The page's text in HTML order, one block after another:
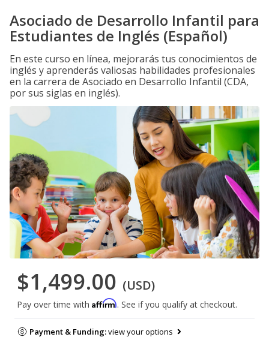
Asociado de Desarrollo Infantil para
Estudiantes de Inglés (Español)
En este curso en línea, mejorarás tus conocimientos de
inglés y aprenderás valiosas habilidades profesionales
en la carrera de Asociado en Desarrollo Infantil (CDA,
por sus siglas en inglés).
$1,499.00 (USD)
Pay over time with Affirm. See if you qualify at checkout.
Payment & Funding:view your options